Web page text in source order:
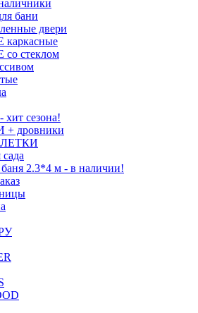
бани
двери
стеклом
сезона!
дровники
2.3*4 м - в наличии!